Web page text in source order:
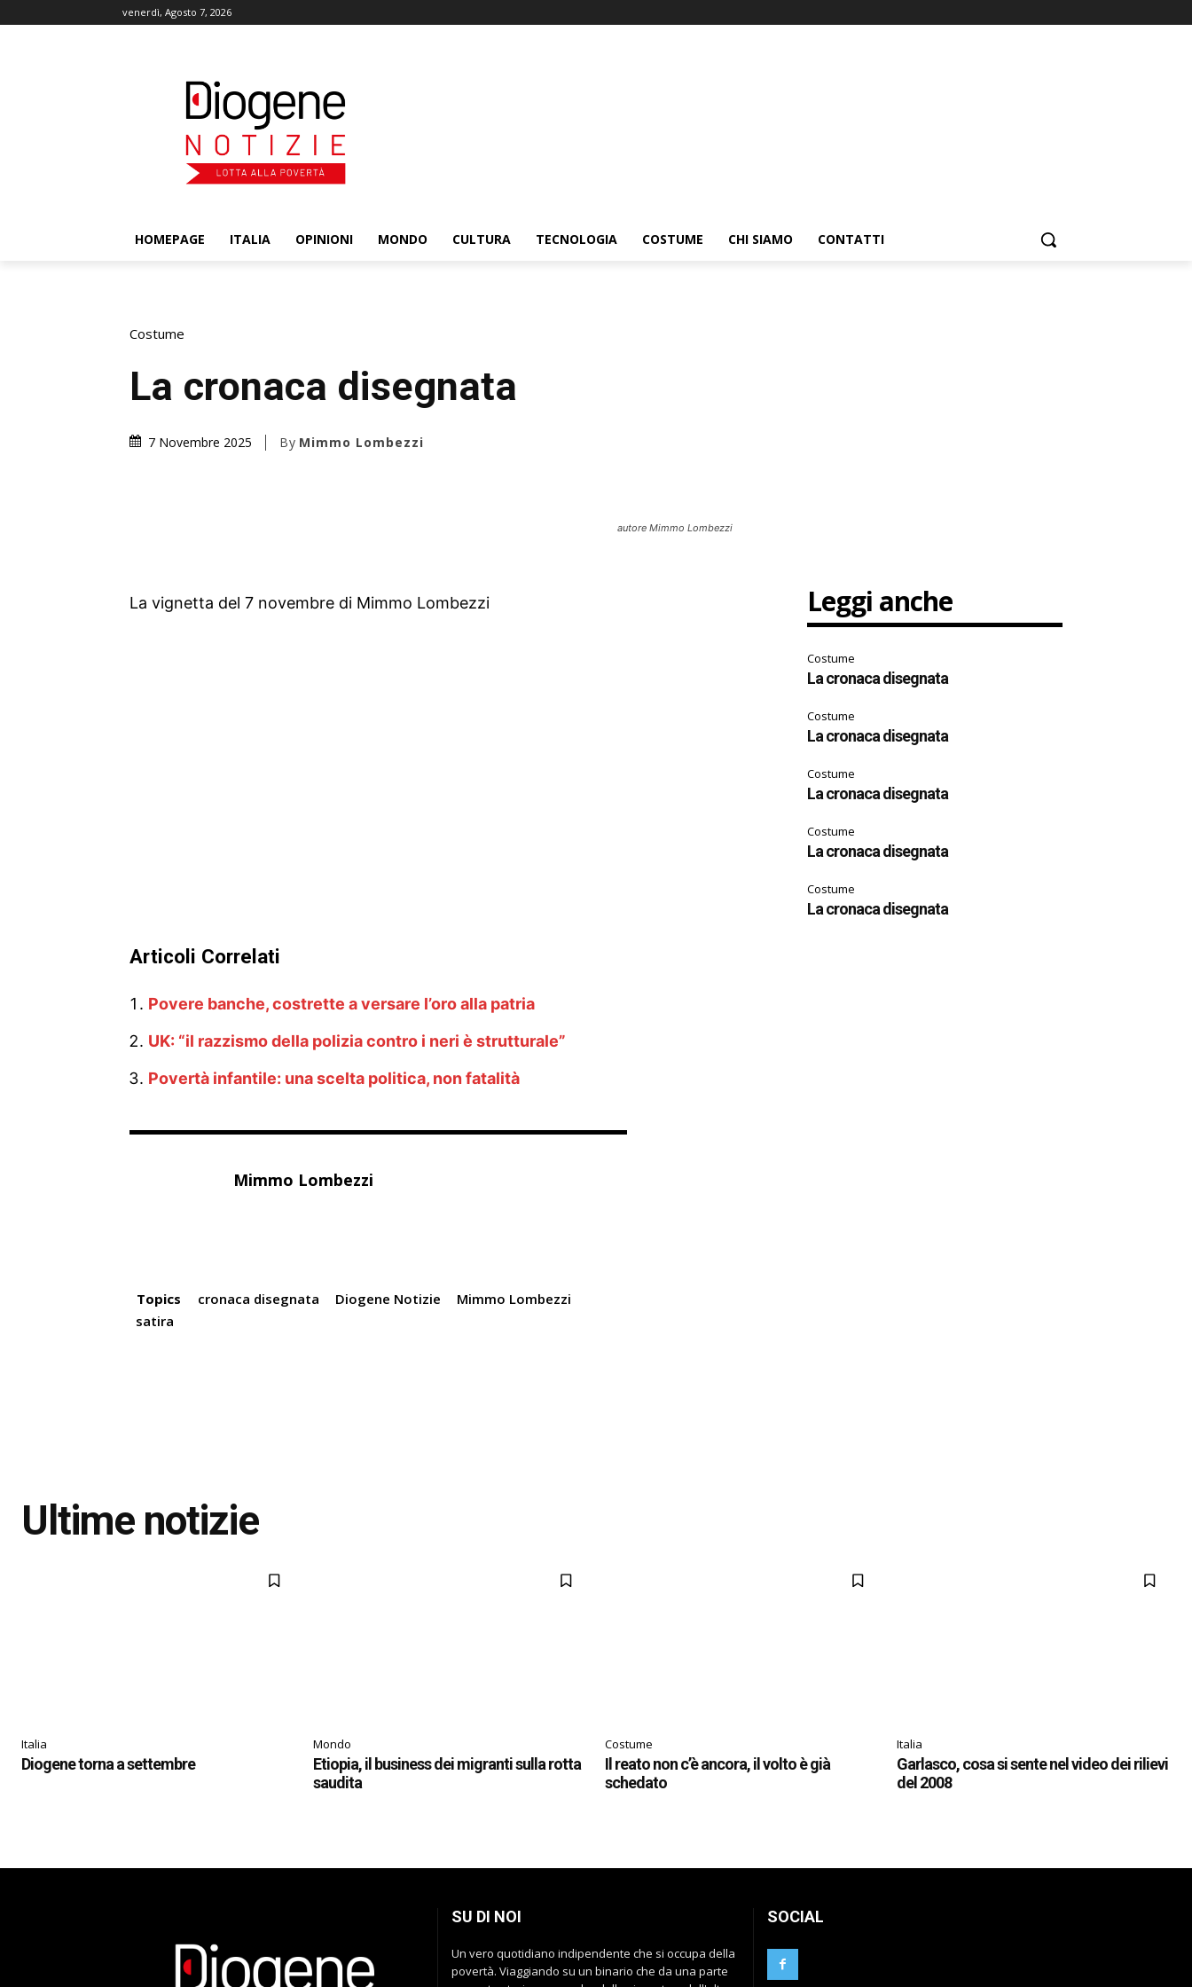
venerdì, Agosto 7, 2026
HOMEPAGE ITALIA OPINIONI MONDO CULTURA TECNOLOGIA COSTUME CHI SIAMO CONTATTI
Costume
La cronaca disegnata
7 Novembre 2025 By Mimmo Lombezzi
autore Mimmo Lombezzi
La vignetta del 7 novembre di Mimmo Lombezzi
Articoli Correlati
Povere banche, costrette a versare l’oro alla patria
UK: “il razzismo della polizia contro i neri è strutturale”
Povertà infantile: una scelta politica, non fatalità
Mimmo Lombezzi
Topics cronaca disegnata Diogene Notizie
Mimmo Lombezzi
satira
Leggi anche
Costume
La cronaca disegnata
Costume
La cronaca disegnata
Costume
La cronaca disegnata
Costume
La cronaca disegnata
Costume
La cronaca disegnata
Ultime notizie
Italia
Diogene torna a settembre
Mondo
Etiopia, il business dei migranti sulla rotta
saudita
Costume
Il reato non c’è ancora, il volto è già
schedato
Italia
Garlasco, cosa si sente nel video dei rilievi
del 2008
SU DI NOI
Un vero quotidiano indipendente che si occupa della
povertà. Viaggiando su un binario che da una parte
SOCIAL